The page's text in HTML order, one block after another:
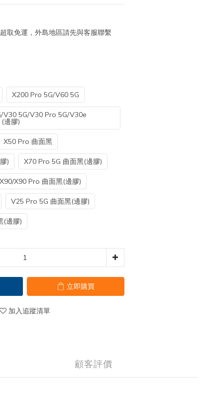
取免運，外島地區請先與客服聯繫
X200 Pro 5G/V60 5G
V30 5G/V30 Pro 5G/V30e
邊膠)
X50 Pro 曲面黑
) X70 Pro 5G 曲面黑(邊膠)
X90/X90 Pro 曲面黑(邊膠)
V25 Pro 5G 曲面黑(邊膠)
(邊膠)
立即購買
加入追蹤清單
顧客評價